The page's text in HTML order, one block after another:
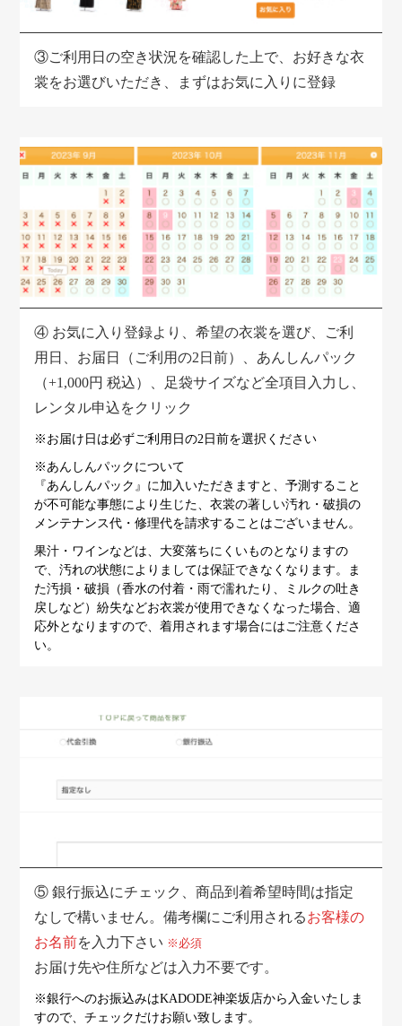
③ご利用日の空き状況を確認した上で、お好きな衣
裳をお選びいただき、まずはお気に入りに登録
④ お気に入り登録より、希望の衣裳を選び、ご利
用日、お届日（ご利用の2日前）、あんしんパック
（+1,000円 税込）、足袋サイズなど全項目入力し、
レンタル申込をクリック
※お届け日は必ずご利用日の2日前を選択ください
※あんしんパックについて
『あんしんパック』に加入いただきますと、予測すること
が不可能な事態により生じた、衣裳の著しい汚れ・破損の
メンテナンス代・修理代を請求することはございません。
果汁・ワインなどは、大変落ちにくいものとなりますの
で、汚れの状態によりましては保証できなくなります。ま
た汚損・破損（香水の付着・雨で濡れたり、ミルクの吐き
戻しなど）紛失などお衣裳が使用できなくなった場合、適
応外となりますので、着用されます場合にはご注意くださ
い。
⑤ 銀行振込にチェック、商品到着希望時間は指定
なしで構いません。備考欄にご利用されるお客様の
お名前を入力下さい ※必須
お届け先や住所などは入力不要です。
※銀行へのお振込みはKADODE神楽坂店から入金いたしま
すので、チェックだけお願い致します。